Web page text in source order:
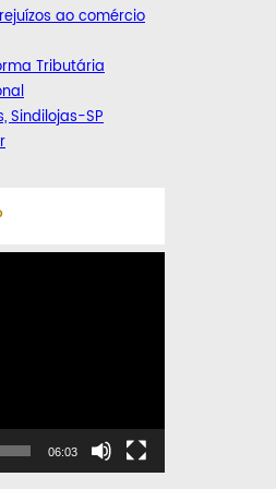
ao comércio
Tributária
Sindilojas-SP
06:03